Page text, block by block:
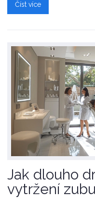
Číst více
Jak dlouho
vytržení